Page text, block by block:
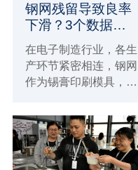
钢网残留导致良率
下滑？3个数据证
明选对擦拭布可提
升 17% 产线效率
在电子制造行业，各生
产环节紧密相连，钢网
作为锡膏印刷模具，其
质量与最终良率。但钢
网残留问题常被忽视，
却严重制约生产。